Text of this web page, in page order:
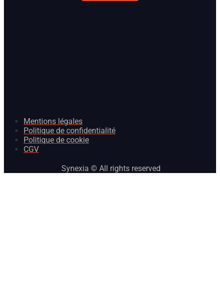
Mentions légales
Politique de confidentialité
Politique de cookie
CGV
Synexia © All rights reserved